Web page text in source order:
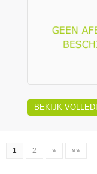
BEKIJK
1 2 » »»